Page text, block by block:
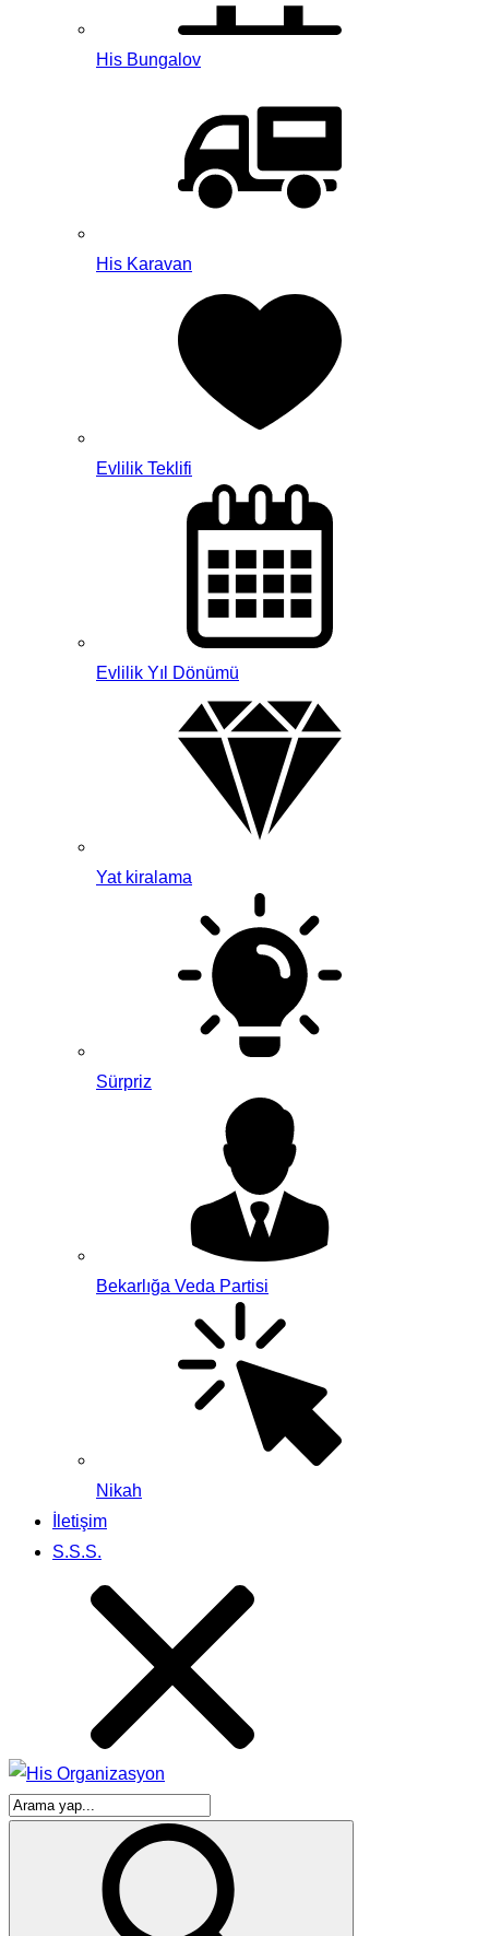
His Bungalov
His Karavan
Evlilik Teklifi
Evlilik Yıl Dönümü
Yat kiralama
Sürpriz
Bekarlığa Veda Partisi
Nikah
İletişim
S.S.S.